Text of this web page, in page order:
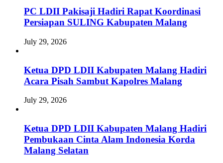
PC LDII Pakisaji Hadiri Rapat Koordinasi
Persiapan SULING Kabupaten Malang
July 29, 2026
Ketua DPD LDII Kabupaten Malang Hadiri
Acara Pisah Sambut Kapolres Malang
July 29, 2026
Ketua DPD LDII Kabupaten Malang Hadiri
Pembukaan Cinta Alam Indonesia Korda
Malang Selatan